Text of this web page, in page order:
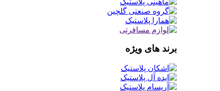
برند های ویژه